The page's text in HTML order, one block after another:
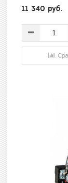
11 340 руб.